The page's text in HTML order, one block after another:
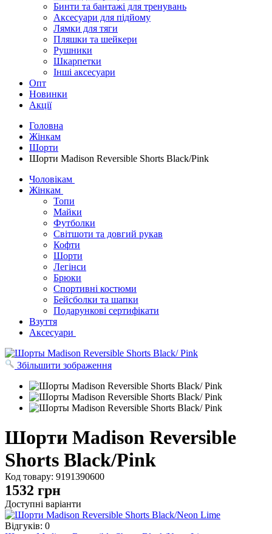
Бинти та бантажі для тренувань
Аксесуари для підйому
Лямки для тяги
Пляшки та шейкери
Рушники
Шкарпетки
Інші аксесуари
Опт
Новинки
Акції
Головна
Жінкам
Шорти
Шорти Madison Reversible Shorts Black/Pink
Чоловікам
Жінкам
Топи
Майки
Футболки
Світшоти та довгий рукав
Кофти
Шорти
Легінси
Брюки
Спортивні костюми
Бейсболки та шапки
Подарункові сертифікати
Взуття
Аксесуари
Збільшити зображення
Шорти Madison Reversible
Shorts Black/Pink
Код товару: 9191390600
1532 грн
Доступні варіанти
Відгуків: 0